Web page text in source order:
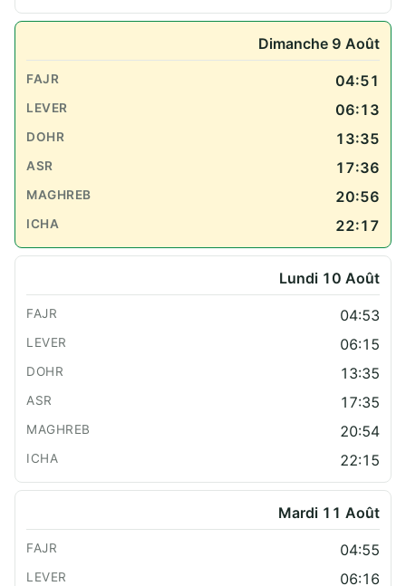
Dimanche 9 Août
04:51
06:13
13:35
17:36
20:56
22:17
Lundi 10 Août
04:53
06:15
13:35
17:35
20:54
22:15
Mardi 11 Août
04:55
06:16